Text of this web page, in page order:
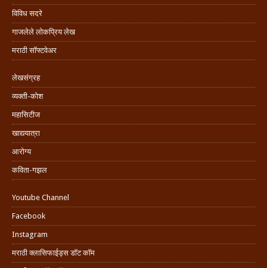
विविध सदरे
गाजलेले लोकप्रिय लेख
मराठी सॉफ्टवेअर
लेखसंग्रह
व्यक्ती-कोश
महासिटीज
खाद्ययात्रा
आरोग्य
कविता-गझल
Youtube Channel
Facebook
Instagram
मराठी क्लासिफाईड्स डॉट कॉम